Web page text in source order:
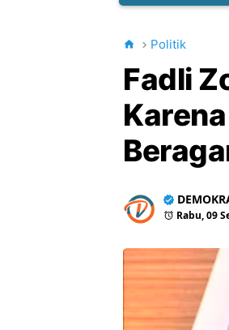
Politik
Fadli
Rabu, 09